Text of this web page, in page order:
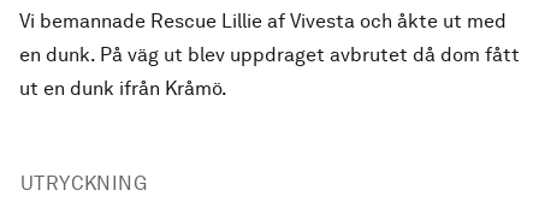
Vi bemannade Rescue Lillie af Vivesta och åkte ut med
en dunk. På väg ut blev uppdraget avbrutet då dom fått
ut en dunk ifrån Kråmö.
UTRYCKNING